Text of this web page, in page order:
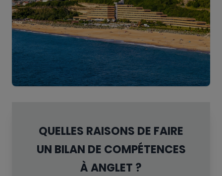
QUELLES RAISONS DE FAIRE
UN BILAN DE COMPÉTENCES
À ANGLET ?